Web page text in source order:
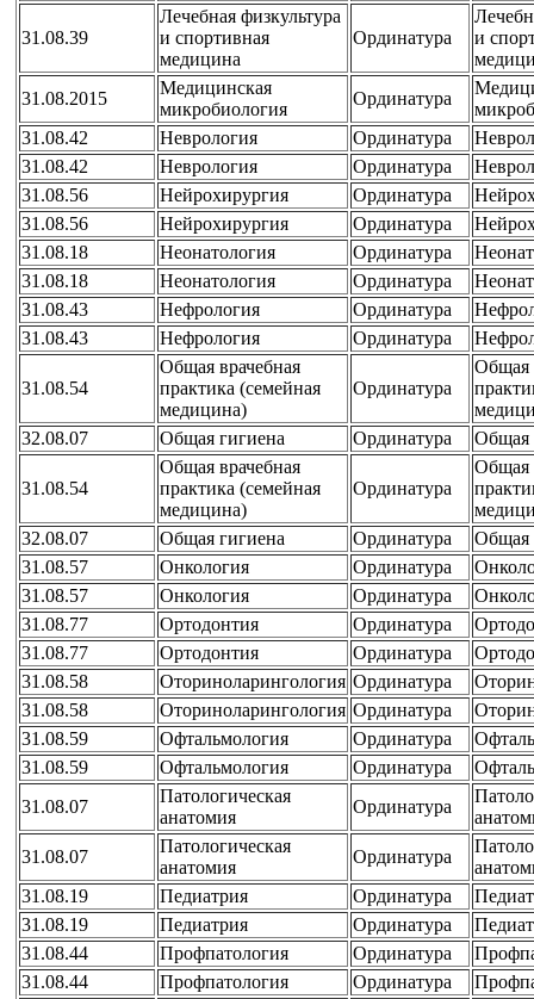
31.08.39
Лечебная физкультура
и спортивная
медицина
Ординатура
и
31.08.2015
Медицинская
микробиология
Ординатура
31.08.42
Неврология Ординатура
31.08.42
Неврология Ординатура
31.08.56
Нейрохирургия Ординатура
31.08.56
Нейрохирургия Ординатура
31.08.18
Неонатология Ординатура
31.08.18
Неонатология Ординатура
31.08.43
Нефрология Ординатура
31.08.43
Нефрология Ординатура
31.08.54
Общая врачебная
практика (семейная
медицина)
Ординатура
Общая
32.08.07
Общая гигиена Ординатура Общая
31.08.54
Общая врачебная
практика (семейная
медицина)
Ординатура
Общая
32.08.07
Общая гигиена Ординатура
Общая
31.08.57
Онкология Ординатура
31.08.57
Онкология Ординатура
31.08.77
Ортодонтия Ординатура
31.08.77
Ортодонтия Ординатура
31.08.58
Оториноларингология Ординатура
31.08.58
Оториноларингология Ординатура
31.08.59
Офтальмология Ординатура
31.08.59
Офтальмология Ординатура
31.08.07
Патологическая
анатомия
Ординатура
31.08.07
Патологическая
анатомия
Ординатура
31.08.19
Педиатрия Ординатура
31.08.19
Педиатрия Ординатура
31.08.44
Профпатология Ординатура
31.08.44
Профпатология Ординатура